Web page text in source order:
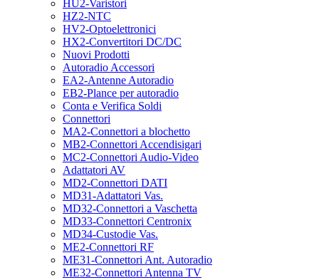
HU2-Varistori
HZ2-NTC
HV2-Optoelettronici
HX2-Convertitori DC/DC
Nuovi Prodotti
Autoradio Accessori
EA2-Antenne Autoradio
EB2-Plance per autoradio
Conta e Verifica Soldi
Connettori
MA2-Connettori a blochetto
MB2-Connettori Accendisigari
MC2-Connettori Audio-Video
Adattatori AV
MD2-Connettori DATI
MD31-Adattatori Vas.
MD32-Connettori a Vaschetta
MD33-Connettori Centronix
MD34-Custodie Vas.
ME2-Connettori RF
ME31-Connettori Ant. Autoradio
ME32-Connettori Antenna TV